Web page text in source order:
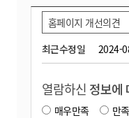
최근수정일 2024-
홈페이지 개선의견
열람하신 정보에
매우만족 만족